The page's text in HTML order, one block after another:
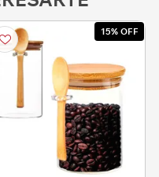
15% OFF